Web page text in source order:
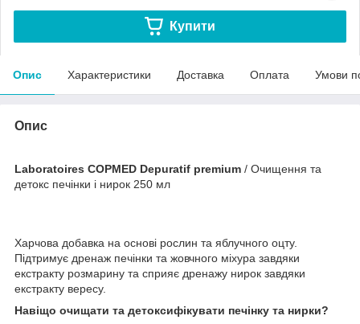
Купити
Опис Характеристики Доставка Оплата Умови
Опис
Laboratoires COPMED Dеpuratif premium / Очищення та
детокс печінки і нирок 250 мл
Харчова добавка на основі рослин та яблучного оцту.
Підтримує дренаж печінки та жовчного міхура завдяки
екстракту розмарину та сприяє дренажу нирок завдяки
екстракту вересу.
Навіщо очищати та детоксифікувати печінку та нирки?